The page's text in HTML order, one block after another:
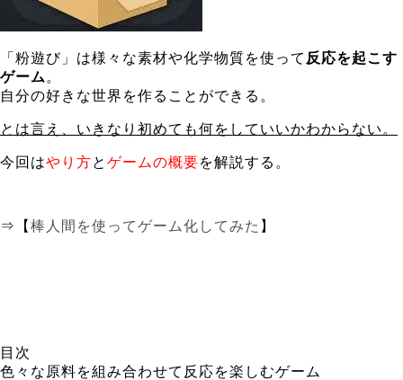
「粉遊び」は様々な素材や化学物質を使って 反応を起こす
ゲーム 。
自分の好きな世界を作ることができる。
とは言え、いきなり初めても何をしていいかわからない。
今回はやり方と ゲームの概要を解説する。
⇒【 棒人間を使ってゲーム化してみた 】
目次
色々な原料を組み合わせて反応を楽しむゲーム